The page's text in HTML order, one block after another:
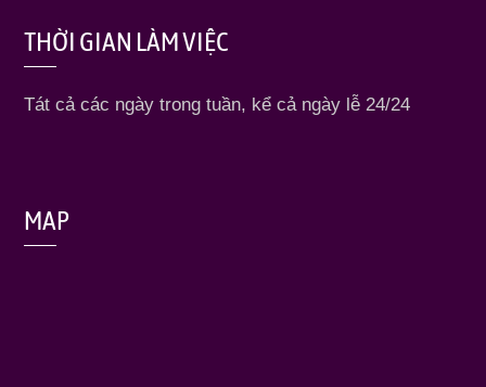
THỜI GIAN LÀM VIỆC
Tát cả các ngày trong tuần, kể cả ngày lễ 24/24
MAP